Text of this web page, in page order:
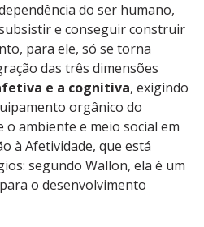
do ser humano,
e conseguir construir
para ele, só se torna
das três dimensões
e a cognitiva, exigindo
orgânico do
ambiente e meio social em
à Afetividade, que está
segundo Wallon, ela é um
o desenvolvimento